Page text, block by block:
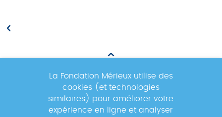
Newsletter
La Fondation Mérieux utilise des
cookies (et technologies
similaires) pour améliorer votre
expérience en ligne et analyser